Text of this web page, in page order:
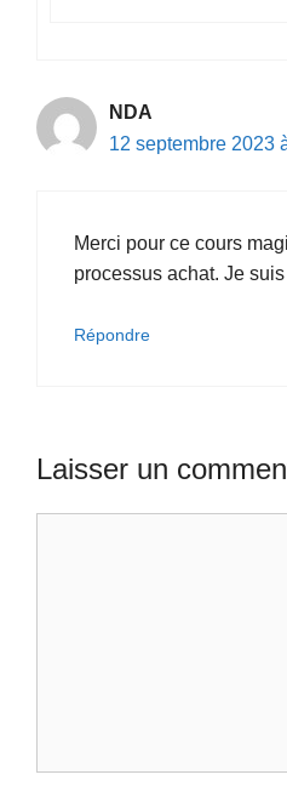
NDA
12 septembre 2023
Merci pour ce cours
processus achat. Je
Répondre
Laisser un